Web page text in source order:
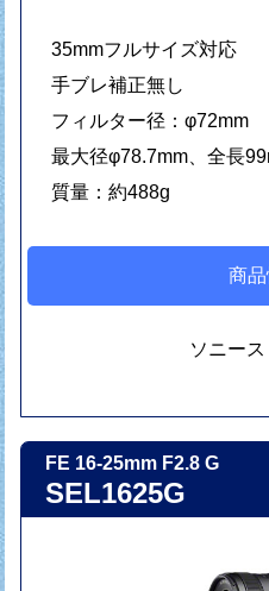
35mmフルサイズ対応
手ブレ補正無し
フィルター径：φ72mm
最大径φ78.7mm、全長
質量：約488g
商
ソニース
FE 16-25mm F2.8 G
SEL1625G